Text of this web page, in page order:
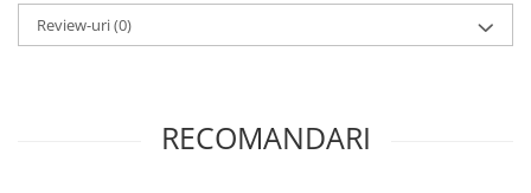
Review-uri(0)
RECOMANDARI